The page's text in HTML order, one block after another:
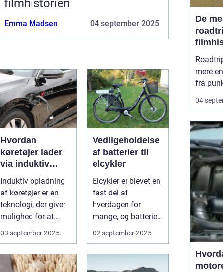
filmhistorien
Emma Madsen 04 september 2025
Hvordan
køretøjer lader
via induktiv
opladning
Induktiv opladning
af køretøjer er en
teknologi, der giver
mulighed for at
oplade uden...
03 september 2025
Vedligeholdelse
af batterier til
elcykler
Elcykler er blevet en
fast del af
hverdagen for
mange, og batteriet
er selve hjertet i
cyklen. Et go...
02 september 2025
De
mere
fra
De
ramme
store
Nogle
har
04